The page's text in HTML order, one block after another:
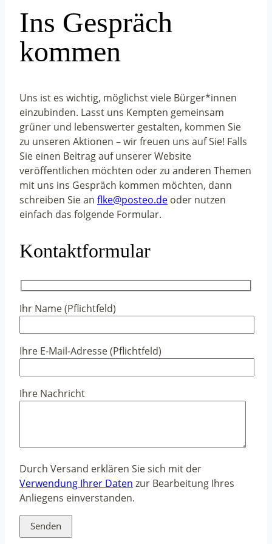
Ins Gespräch
kommen
Uns ist es wichtig, möglichst viele Bürger*innen
einzubinden. Lasst uns Kempten gemeinsam
grüner und lebenswerter gestalten, kommen Sie
zu unseren Aktionen – wir freuen uns auf Sie! Falls
Sie einen Beitrag auf unserer Website
veröffentlichen möchten oder zu anderen Themen
mit uns ins Gespräch kommen möchten, dann
schreiben Sie an flke@posteo.de oder nutzen
einfach das folgende Formular.
Kontaktformular
Ihr Name (Pflichtfeld)
Ihre E-Mail-Adresse (Pflichtfeld)
Ihre Nachricht
Durch Versand erklären Sie sich mit der
Verwendung Ihrer Daten zur Bearbeitung Ihres
Anliegens einverstanden.